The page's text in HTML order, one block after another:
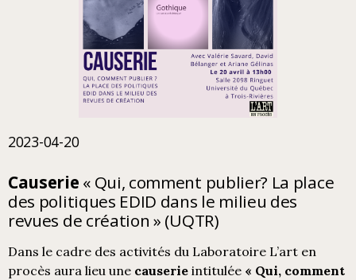
2023-04-20
Causerie « Qui, comment publier? La place
des politiques EDID dans le milieu des
revues de création » (UQTR)
Dans le cadre des activités du Laboratoire L’art en
procès aura lieu une causerie intitulée « Qui, comment